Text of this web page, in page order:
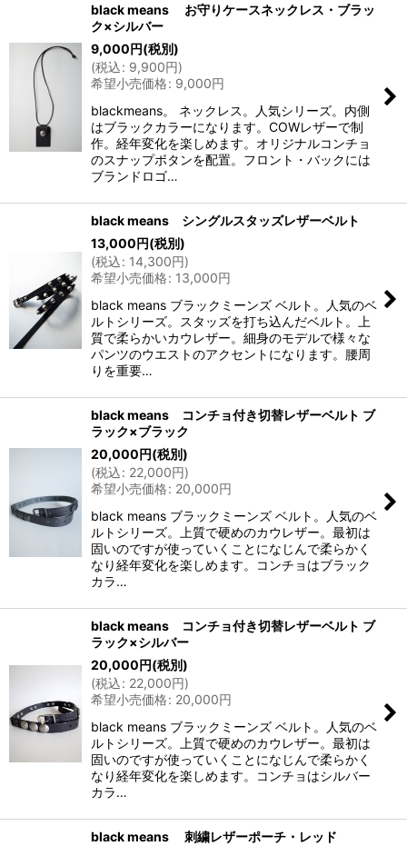
black means お守りケースネックレス・ブラッ
ク×シルバー
9,000円(税別)
(税込: 9,900円)
希望小売価格: 9,000円
blackmeans。 ネックレス。人気シリーズ。内側
はブラックカラーになります。COWレザーで制
作。経年変化を楽しめます。オリジナルコンチョ
のスナップボタンを配置。フロント・バックには
ブランドロゴ…
black means シングルスタッズレザーベルト
13,000円(税別)
(税込: 14,300円)
希望小売価格: 13,000円
black means ブラックミーンズ ベルト。人気のベ
ルトシリーズ。スタッズを打ち込んだベルト。上
質で柔らかいカウレザー。細身のモデルで様々な
パンツのウエストのアクセントになります。腰周
りを重要…
black means コンチョ付き切替レザーベルト ブ
ラック×ブラック
20,000円(税別)
(税込: 22,000円)
希望小売価格: 20,000円
black means ブラックミーンズ ベルト。人気のベ
ルトシリーズ。上質で硬めのカウレザー。最初は
固いのですが使っていくことになじんで柔らかく
なり経年変化を楽しめます。コンチョはブラック
カラ…
black means コンチョ付き切替レザーベルト ブ
ラック×シルバー
20,000円(税別)
(税込: 22,000円)
希望小売価格: 20,000円
black means ブラックミーンズ ベルト。人気のベ
ルトシリーズ。上質で硬めのカウレザー。最初は
固いのですが使っていくことになじんで柔らかく
なり経年変化を楽しめます。コンチョはシルバー
カラ…
black means 刺繍レザーポーチ・レッド